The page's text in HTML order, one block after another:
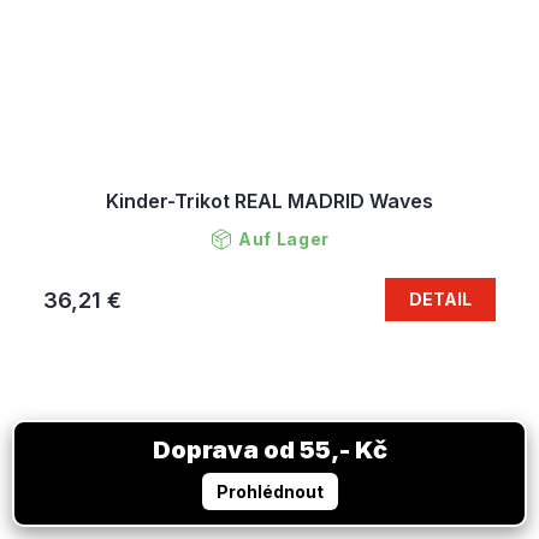
Kinder-Trikot REAL MADRID Waves
Auf Lager
36,21 € DETAIL